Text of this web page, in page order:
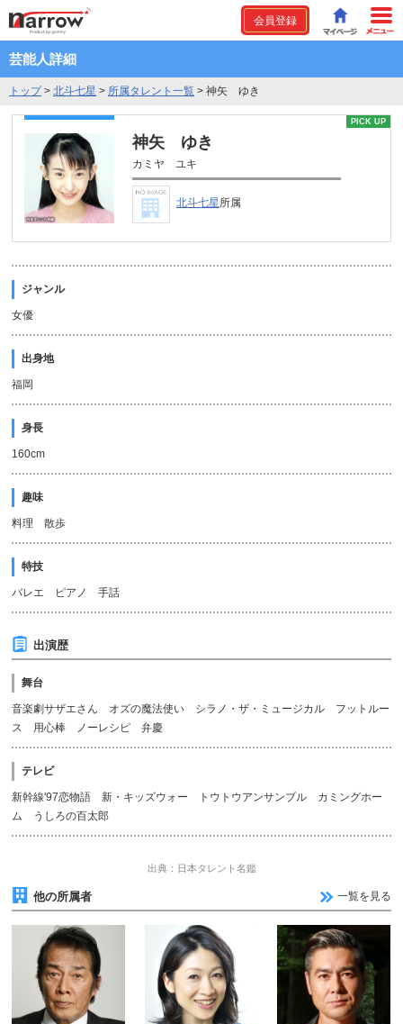
会員登録
芸能人詳細
トップ> 北斗七星 > 所属タレント一覧 > 神矢 ゆき
PICK UP
神矢 ゆき
カミヤ ユキ
北斗七星所属
ジャンル
女優
出身地
福岡
身長
160cm
趣味
料理 散歩
特技
バレエ ピアノ 手話
出演歴
舞台
音楽劇サザエさん オズの魔法使い シラノ・ザ・ミュージカル フットルー
ス 用心棒 ノーレシピ 弁慶
テレビ
新幹線'97恋物語 新・キッズウォー トウトウアンサンブル カミングホー
ム うしろの百太郎
出典：日本タレント名鑑
他の所属者 一覧を見る